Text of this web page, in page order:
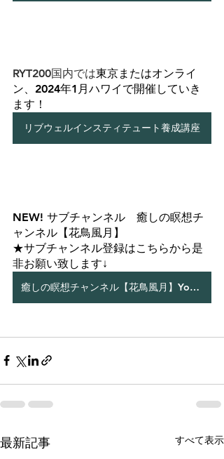
RYT200国内では東京またはオンライ
ン、2024年1月ハワイで開催していき
ます！
リブウェルインスティテュート養成講座
NEW! サブチャンネル　癒しの瞑想チ
ャンネル【花鳥風月】
★サブチャンネル登録はこちらから是
非お願い致します↓
癒しの瞑想チャンネル【花鳥風月】YouTube
最新記事 すべて表示